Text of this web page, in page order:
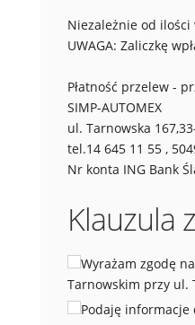
Niezależnie od ilości
UWAGA: Zaliczkę
Płatność przelew -
SIMP-AUTOMEX
ul. Tarnowska
tel.14 645 11 55 ,
Nr konta ING Bank
Klauzula
Wyrażam zgodę
Tarnowskim przy ul.
Podaję